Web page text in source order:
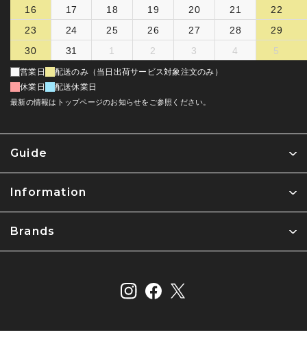
Guide
Information
Brands
16
17 18 19 20 21
22
23
24 25 26 27 28
29
30
31 1 2 3 4 5
営業日
配送のみ（当日出荷サービス対象注文のみ）
休業日
配送休業日
最新の情報はトップページのお知らせをご参照ください。